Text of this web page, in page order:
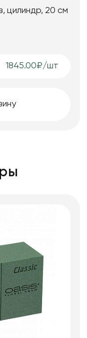
цилиндр, 20 см
1845.00₽/шт